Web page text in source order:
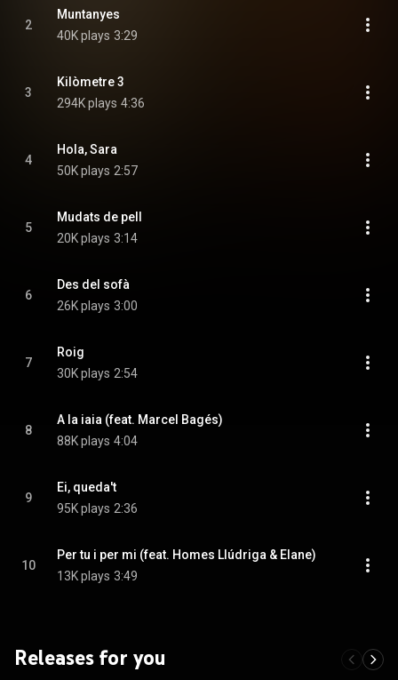
2
Muntanyes
40K plays 3:29
3
Kilòmetre 3
294K plays 4:36
4
Hola, Sara
50K plays 2:57
5
Mudats de pell
20K plays 3:14
6
Des del sofà
26K plays 3:00
7
Roig
30K plays 2:54
8
A la iaia (feat. Marcel Bagés)
88K plays 4:04
9
Ei, queda't
95K plays 2:36
10
Per tu i per mi (feat. Homes Llúdriga & Elane)
13K plays 3:49
Releases for you